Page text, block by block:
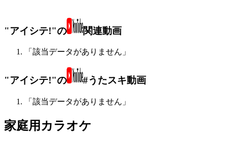
"アイシテ!"の 関連動画
「該当データがありません」
"アイシテ!"の #うたスキ動画
「該当データがありません」
家庭用カラオケ